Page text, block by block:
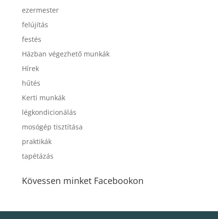
ezermester
felújítás
festés
Házban végezhető munkák
Hírek
hűtés
Kerti munkák
légkondicionálás
mosógép tisztítása
praktikák
tapétázás
Kövessen minket Facebookon